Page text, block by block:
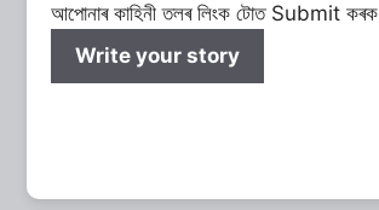
আপোনাৰ কাহিনী তলৰ লিংক টোত Submit কৰক
Write your story